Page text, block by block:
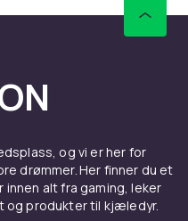
og enkel retur.
nettverksutstyr
–
online
viktig
hjemmet og
og vi er her for
drømmer. Her finner du et
alt fra gaming, leker
og produkter til kjæledyr.